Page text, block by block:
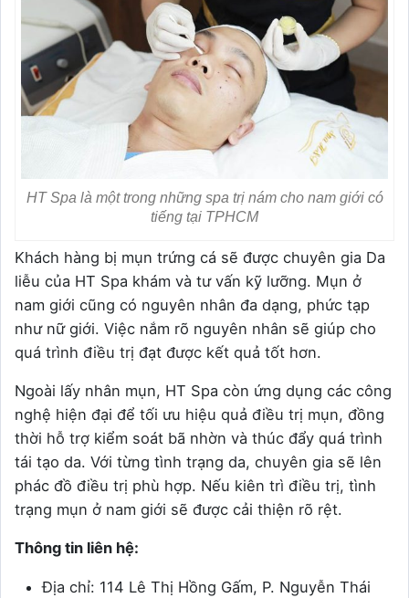
HT Spa là một trong những spa trị nám cho nam giới có
tiếng tại TPHCM
Khách hàng bị mụn trứng cá sẽ được chuyên gia Da
liễu của HT Spa khám và tư vấn kỹ lưỡng. Mụn ở
nam giới cũng có nguyên nhân đa dạng, phức tạp
như nữ giới. Việc nắm rõ nguyên nhân sẽ giúp cho
quá trình điều trị đạt được kết quả tốt hơn.
Ngoài lấy nhân mụn, HT Spa còn ứng dụng các công
nghệ hiện đại để tối ưu hiệu quả điều trị mụn, đồng
thời hỗ trợ kiểm soát bã nhờn và thúc đẩy quá trình
tái tạo da. Với từng tình trạng da, chuyên gia sẽ lên
phác đồ điều trị phù hợp. Nếu kiên trì điều trị, tình
trạng mụn ở nam giới sẽ được cải thiện rõ rệt.
Thông tin liên hệ:
Địa chỉ: 114 Lê Thị Hồng Gấm, P. Nguyễn Thái